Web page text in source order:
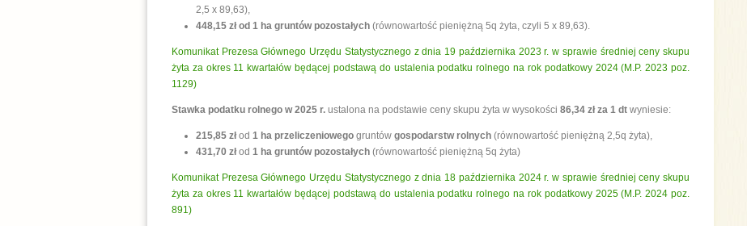
2,5 x 89,63),
448,15 zł od 1 ha gruntów pozostałych (równowartość pieniężną 5q żyta, czyli 5 x 89,63).
Komunikat Prezesa Głównego Urzędu Statystycznego z dnia 19 października 2023 r. w sprawie średniej ceny skupu
żyta za okres 11 kwartałów będącej podstawą do ustalenia podatku rolnego na rok podatkowy 2024 (M.P. 2023 poz.
1129)
Stawka podatku rolnego w 2025 r. ustalona na podstawie ceny skupu żyta w wysokości 86,34 zł za 1 dt wyniesie:
215,85 złod 1 ha przeliczeniowego gruntów gospodarstw rolnych (równowartość pieniężną 2,5q żyta),
431,70 złod 1 ha gruntów pozostałych (równowartość pieniężną 5q żyta)
Komunikat Prezesa Głównego Urzędu Statystycznego z dnia 18 października 2024 r. w sprawie średniej ceny skupu
żyta za okres 11 kwartałów będącej podstawą do ustalenia podatku rolnego na rok podatkowy 2025 (M.P. 2024 poz.
891)